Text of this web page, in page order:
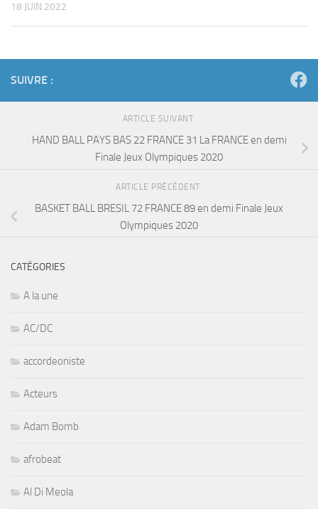
18 JUIN 2022
SUIVRE :
ARTICLE SUIVANT
HAND BALL PAYS BAS 22 FRANCE 31 La FRANCE en demi
Finale Jeux Olympiques 2020
ARTICLE PRÉCÉDENT
BASKET BALL BRESIL 72 FRANCE 89 en demi Finale Jeux
Olympiques 2020
CATÉGORIES
A la une
AC/DC
accordeoniste
Acteurs
Adam Bomb
afrobeat
Al Di Meola